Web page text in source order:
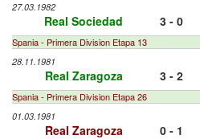
27.03.1982
Real Sociedad 3 - 0
Spania - Primera Division Etapa 13
28.11.1981
Real Zaragoza 3 - 2
Spania - Primera Division Etapa 26
01.03.1981
Real Zaragoza 0 - 1